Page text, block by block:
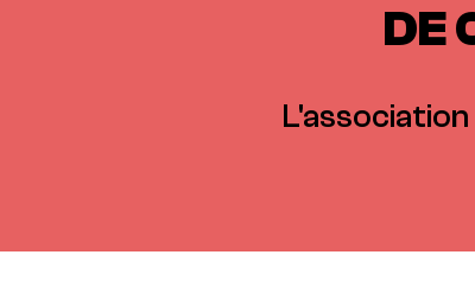
DE